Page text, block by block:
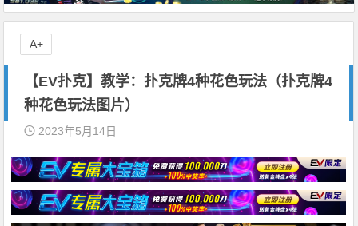
【EV扑克】教学：扑克牌4种花色玩法（扑克牌4
种花色玩法图片）
2023年5月14日
A+